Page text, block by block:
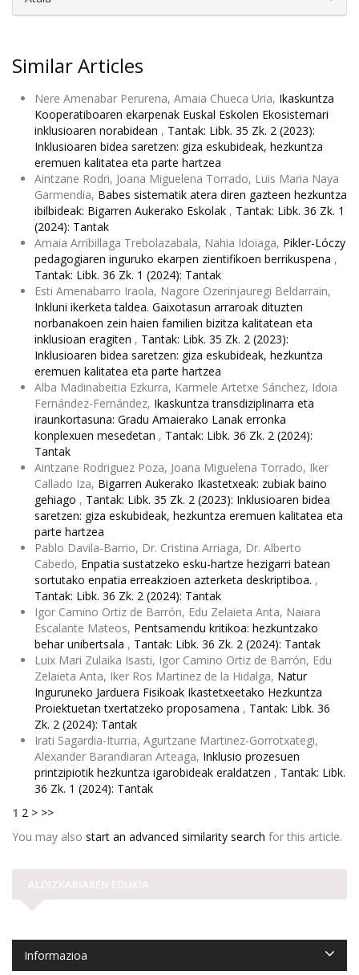
Similar Articles
Nere Amenabar Perurena, Amaia Chueca Uria, Ikaskuntza
Kooperatiboaren ekarpenak Euskal Eskolen Ekosistemari
inklusioaren norabidean , Tantak: Libk. 35 Zk. 2 (2023):
Inklusioaren bidea saretzen: giza eskubideak, hezkuntza
eremuen kalitatea eta parte hartzea
Aintzane Rodri, Joana Miguelena Torrado, Luis Maria Naya
Garmendia, Babes sistematik atera diren gazteen hezkuntza
ibilbideak: Bigarren Aukerako Eskolak , Tantak: Libk. 36 Zk. 1
(2024): Tantak
Amaia Arribillaga Trebolazabala, Nahia Idoiaga, Pikler-Lóczy
pedagogiaren inguruko ekarpen zientifikoen berrikuspena ,
Tantak: Libk. 36 Zk. 1 (2024): Tantak
Esti Amenabarro Iraola, Nagore Ozerinjauregi Beldarrain,
Inkluni ikerketa taldea. Gaixotasun arraroak dituzten
norbanakoen zein haien familien bizitza kalitatean eta
inklusioan eragiten , Tantak: Libk. 35 Zk. 2 (2023):
Inklusioaren bidea saretzen: giza eskubideak, hezkuntza
eremuen kalitatea eta parte hartzea
Alba Madinabeitia Ezkurra, Karmele Artetxe Sánchez, Idoia
Fernández-Fernández, Ikaskuntza transdiziplinarra eta
iraunkortasuna: Gradu Amaierako Lanak erronka
konplexuen mesedetan , Tantak: Libk. 36 Zk. 2 (2024):
Tantak
Aintzane Rodriguez Poza, Joana Miguelena Torrado, Iker
Callado Iza, Bigarren Aukerako Ikastetxeak: zubiak baino
gehiago , Tantak: Libk. 35 Zk. 2 (2023): Inklusioaren bidea
saretzen: giza eskubideak, hezkuntza eremuen kalitatea eta
parte hartzea
Pablo Davila-Barrio, Dr. Cristina Arriaga, Dr. Alberto
Cabedo, Enpatia sustatzeko esku-hartze hezigarri batean
sortutako enpatia erreakzioen azterketa deskriptiboa. ,
Tantak: Libk. 36 Zk. 2 (2024): Tantak
Igor Camino Ortiz de Barrón, Edu Zelaieta Anta, Naiara
Escalante Mateos, Pentsamendu kritikoa: hezkuntzako
behar unibertsala , Tantak: Libk. 36 Zk. 2 (2024): Tantak
Luix Mari Zulaika Isasti, Igor Camino Ortiz de Barrón, Edu
Zelaieta Anta, Iker Ros Martinez de la Hidalga, Natur
Inguruneko Jarduera Fisikoak Ikastetxeetako Hezkuntza
Proiektuetan txertatzeko proposamena , Tantak: Libk. 36
Zk. 2 (2024): Tantak
Irati Sagardia-Iturria, Agurtzane Martinez-Gorrotxategi,
Alexander Barandiaran Arteaga, Inklusio prozesuen
printzipiotik hezkuntza igarobideak eraldatzen , Tantak: Libk.
36 Zk. 1 (2024): Tantak
1 2 > >>
You may also start an advanced similarity search for this article.
ALDIZKARIAREN EDUKIA
Informazioa